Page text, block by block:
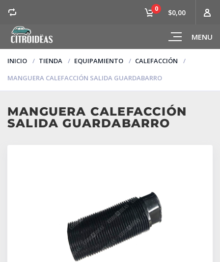
MENU
0 $0,00
INICIO TIENDA EQUIPAMIENTO
CALEFACCIÓN
MANGUERA CALEFACCIÓN SALIDA GUARDABARRO
MANGUERA CALEFACCIÓN
SALIDA GUARDABARRO